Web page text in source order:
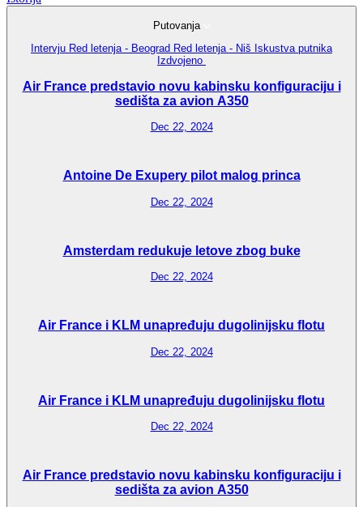
Putovanja
Intervju Red letenja - Beograd Red letenja - Niš Iskustva putnika
Izdvojeno
Air France predstavio novu kabinsku konfiguraciju i
sedišta za avion A350
Dec 22, 2024
Antoine De Exupery pilot malog princa
Dec 22, 2024
Amsterdam redukuje letove zbog buke
Dec 22, 2024
Air France i KLM unapređuju dugolinijsku flotu
Dec 22, 2024
Air France i KLM unapređuju dugolinijsku flotu
Dec 22, 2024
Air France predstavio novu kabinsku konfiguraciju i
sedišta za avion A350